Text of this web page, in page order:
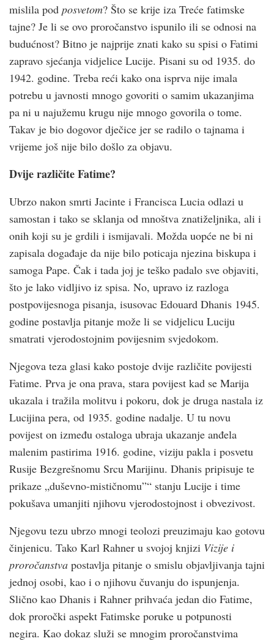
mislila pod posvetom? Što se krije iza Treće fatimske
tajne? Je li se ovo proročanstvo ispunilo ili se odnosi na
budućnost? Bitno je najprije znati kako su spisi o Fatimi
zapravo sjećanja vidjelice Lucije. Pisani su od 1935. do
1942. godine. Treba reći kako ona isprva nije imala
potrebu u javnosti mnogo govoriti o samim ukazanjima
pa ni u najužemu krugu nije mnogo govorila o tome.
Takav je bio dogovor dječice jer se radilo o tajnama i
vrijeme još nije bilo došlo za objavu.
Dvije različite Fatime?
Ubrzo nakon smrti Jacinte i Francisca Lucia odlazi u
samostan i tako se sklanja od mnoštva znatiželjnika, ali i
onih koji su je grdili i ismijavali. Možda uopće ne bi ni
zapisala događaje da nije bilo poticaja njezina biskupa i
samoga Pape. Čak i tada joj je teško padalo sve objaviti,
što je lako vidljivo iz spisa. No, upravo iz razloga
postpovijesnoga pisanja, isusovac Edouard Dhanis 1945.
godine postavlja pitanje može li se vidjelicu Luciju
smatrati vjerodostojnim povijesnim svjedokom.
Njegova teza glasi kako postoje dvije različite povijesti
Fatime. Prva je ona prava, stara povijest kad se Marija
ukazala i tražila molitvu i pokoru, dok je druga nastala iz
Lucijina pera, od 1935. godine nadalje. U tu novu
povijest on između ostaloga ubraja ukazanje anđela
malenim pastirima 1916. godine, viziju pakla i posvetu
Rusije Bezgrešnomu Srcu Marijinu. Dhanis pripisuje te
prikaze „duševno-mističnomu”“ stanju Lucije i time
pokušava umanjiti njihovu vjerodostojnost i obvezivost.
Njegovu tezu ubrzo mnogi teolozi preuzimaju kao gotovu
činjenicu. Tako Karl Rahner u svojoj knjizi Vizije i
proročanstva postavlja pitanje o smislu objavljivanja tajni
jednoj osobi, kao i o njihovu čuvanju do ispunjenja.
Slično kao Dhanis i Rahner prihvaća jedan dio Fatime,
dok proročki aspekt Fatimske poruke u potpunosti
negira. Kao dokaz služi se mnogim proročanstvima